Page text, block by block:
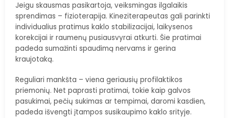
Jeigu skausmas pasikartoja, veiksmingas ilgalaikis
sprendimas – fizioterapija. Kineziterapeutas gali parinkti
individualius pratimus kaklo stabilizacijai, laikysenos
korekcijai ir raumenų pusiausvyrai atkurti. Šie pratimai
padeda sumažinti spaudimą nervams ir gerina
kraujotaką.
Reguliari mankšta – viena geriausių profilaktikos
priemonių. Net paprasti pratimai, tokie kaip galvos
pasukimai, pečių sukimas ar tempimai, daromi kasdien,
padeda išvengti įtampos susikaupimo kaklo srityje.